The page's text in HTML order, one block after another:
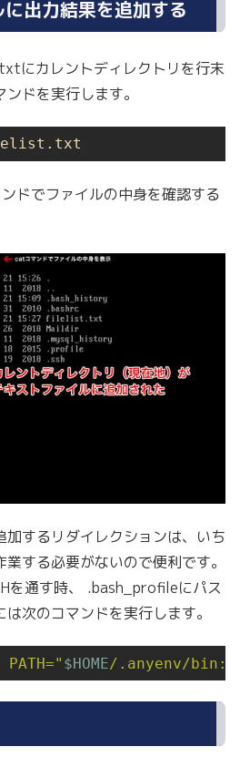
出力結果を追加する
にカレントディレクトリを行末
ドを実行します。
ドでファイルの中身を確認する
加するリダイレクションは、いち
する必要がないので便利です。
を通す時、 .bash_profileにパス
次のコマンドを実行します。
$HOME/.anyenv/bin: